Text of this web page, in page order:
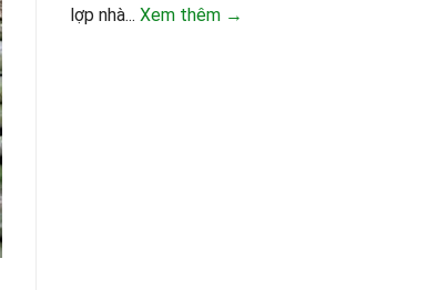
lợp nhà... Xem thêm →